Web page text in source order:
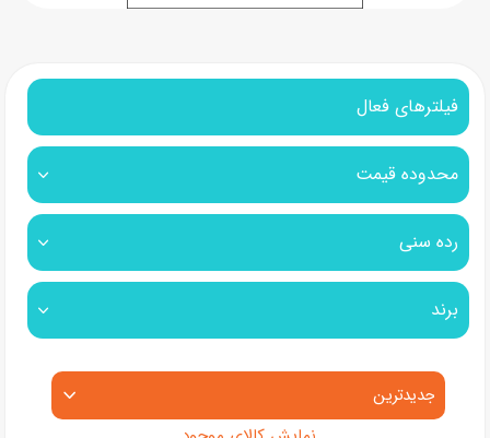
فیلترهای فعال
محدوده قیمت
رده سنی
برند
مرتب‌سازی محصولات